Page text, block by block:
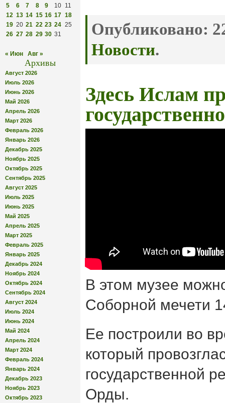
5
6 7 8 9 10 11
12 13 14 15 16 17 18
19 20 21 22 23 24 25
26 27 28 29 30 31
« Июн Авг »
Архивы
Август 2026
Июль 2026
Июнь 2026
Май 2026
Апрель 2026
Март 2026
Февраль 2026
Январь 2026
Декабрь 2025
Ноябрь 2025
Октябрь 2025
Сентябрь 2025
Август 2025
Июль 2025
Июнь 2025
Май 2025
Апрель 2025
Март 2025
Февраль 2025
Январь 2025
Декабрь 2024
Ноябрь 2024
Октябрь 2024
Сентябрь 2024
Август 2024
Июль 2024
Июнь 2024
Май 2024
Апрель 2024
Март 2024
Февраль 2024
Январь 2024
Декабрь 2023
Ноябрь 2023
Октябрь 2023
Опубликовано:
Новости.
Здесь Ислам
В этом музее
Соборной мечети
Ее построили во
который
государственной
Орды.